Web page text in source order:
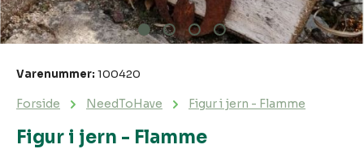
Figur i jern - Flamme
Forside NeedToHave Figur i jern - Flamme
Varenummer: 100420